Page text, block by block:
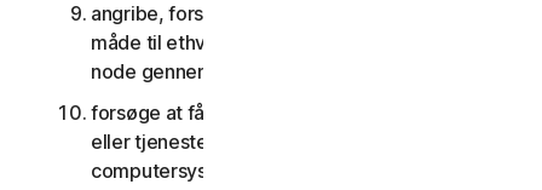
angribe, forstyrre, nægte tjenester på nogen
måde til ethvert andet netværk, computer eller
node gennem tjenesterne
forsøge at få uautoriseret adgang til software
eller tjenester eller andre brugeres konti eller
computersystemer eller netværk forbundet til